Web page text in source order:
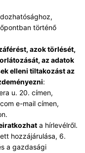
történő
, azok törlését,
az adatok
elleni tiltakozást az
:
u. 20. címen,
e-mail címen,
a hírlevélről.
hozzájárulása, 6.
a gazdasági